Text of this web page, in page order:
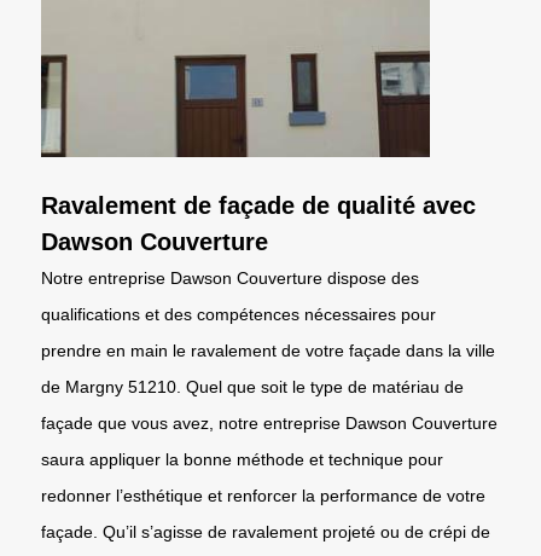
Ravalement de façade de qualité avec
Dawson Couverture
Notre entreprise Dawson Couverture dispose des
qualifications et des compétences nécessaires pour
prendre en main le ravalement de votre façade dans la ville
de Margny 51210. Quel que soit le type de matériau de
façade que vous avez, notre entreprise Dawson Couverture
saura appliquer la bonne méthode et technique pour
redonner l’esthétique et renforcer la performance de votre
façade. Qu’il s’agisse de ravalement projeté ou de crépi de